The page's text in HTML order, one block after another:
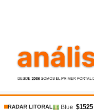
RADAR LITORAL Blue $1525